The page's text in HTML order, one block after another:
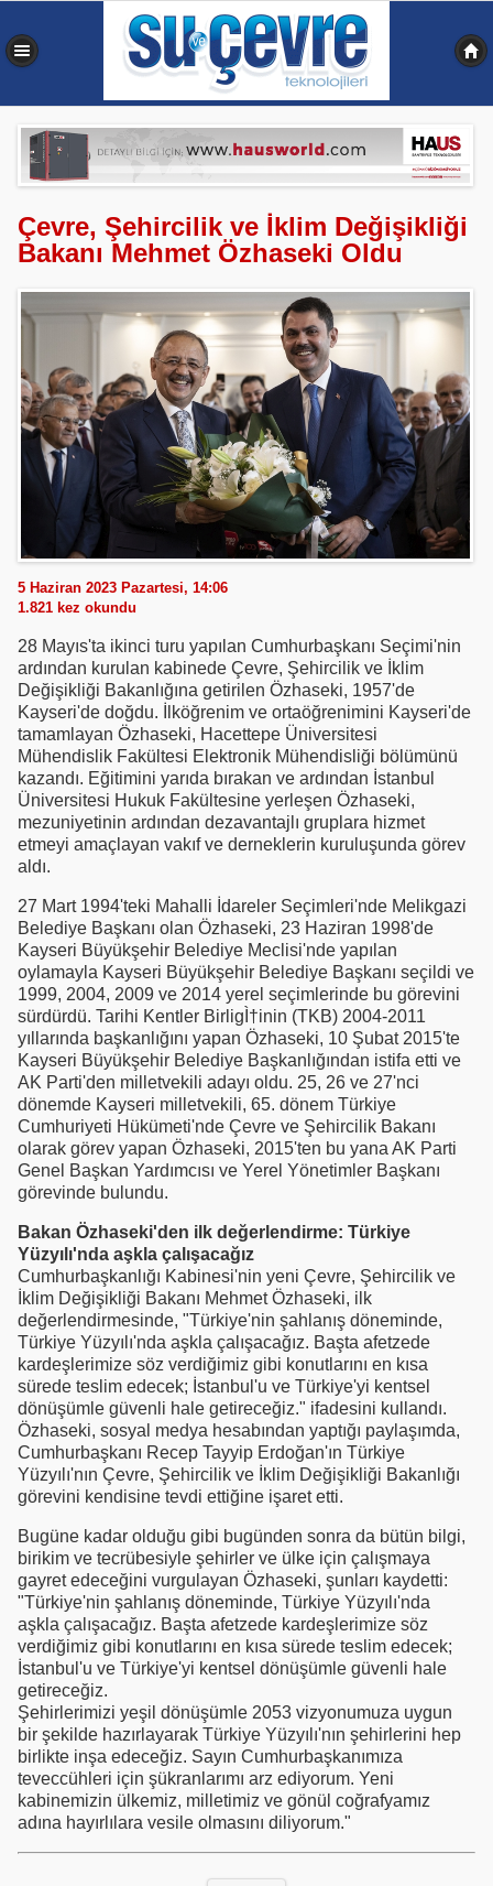
Çevre, Şehircilik ve İklim Değişikliği
Bakanı Mehmet Özhaseki Oldu
5 Haziran 2023 Pazartesi, 14:06
1.821 kez okundu
28 Mayıs'ta ikinci turu yapılan Cumhurbaşkanı Seçimi'nin
ardından kurulan kabinede Çevre, Şehircilik ve İklim
Değişikliği Bakanlığına getirilen Özhaseki, 1957'de
Kayseri'de doğdu. İlköğrenim ve ortaöğrenimini Kayseri'de
tamamlayan Özhaseki, Hacettepe Üniversitesi
Mühendislik Fakültesi Elektronik Mühendisliği bölümünü
kazandı. Eğitimini yarıda bırakan ve ardından İstanbul
Üniversitesi Hukuk Fakültesine yerleşen Özhaseki,
mezuniyetinin ardından dezavantajlı gruplara hizmet
etmeyi amaçlayan vakıf ve derneklerin kuruluşunda görev
aldı.
27 Mart 1994'teki Mahalli İdareler Seçimleri'nde Melikgazi
Belediye Başkanı olan Özhaseki, 23 Haziran 1998'de
Kayseri Büyükşehir Belediye Meclisi'nde yapılan
oylamayla Kayseri Büyükşehir Belediye Başkanı seçildi ve
1999, 2004, 2009 ve 2014 yerel seçimlerinde bu görevini
sürdürdü. Tarihi Kentler BirligÌ†inin (TKB) 2004-2011
yıllarında başkanlığını yapan Özhaseki, 10 Şubat 2015'te
Kayseri Büyükşehir Belediye Başkanlığından istifa etti ve
AK Parti'den milletvekili adayı oldu. 25, 26 ve 27'nci
dönemde Kayseri milletvekili, 65. dönem Türkiye
Cumhuriyeti Hükümeti'nde Çevre ve Şehircilik Bakanı
olarak görev yapan Özhaseki, 2015'ten bu yana AK Parti
Genel Başkan Yardımcısı ve Yerel Yönetimler Başkanı
görevinde bulundu.
Bakan Özhaseki'den ilk değerlendirme: Türkiye
Yüzyılı'nda aşkla çalışacağız
Cumhurbaşkanlığı Kabinesi'nin yeni Çevre, Şehircilik ve
İklim Değişikliği Bakanı Mehmet Özhaseki, ilk
değerlendirmesinde, "Türkiye'nin şahlanış döneminde,
Türkiye Yüzyılı'nda aşkla çalışacağız. Başta afetzede
kardeşlerimize söz verdiğimiz gibi konutlarını en kısa
sürede teslim edecek; İstanbul'u ve Türkiye'yi kentsel
dönüşümle güvenli hale getireceğiz." ifadesini kullandı.
Özhaseki, sosyal medya hesabından yaptığı paylaşımda,
Cumhurbaşkanı Recep Tayyip Erdoğan'ın Türkiye
Yüzyılı'nın Çevre, Şehircilik ve İklim Değişikliği Bakanlığı
görevini kendisine tevdi ettiğine işaret etti.
Bugüne kadar olduğu gibi bugünden sonra da bütün bilgi,
birikim ve tecrübesiyle şehirler ve ülke için çalışmaya
gayret edeceğini vurgulayan Özhaseki, şunları kaydetti:
"Türkiye'nin şahlanış döneminde, Türkiye Yüzyılı'nda
aşkla çalışacağız. Başta afetzede kardeşlerimize söz
verdiğimiz gibi konutlarını en kısa sürede teslim edecek;
İstanbul'u ve Türkiye'yi kentsel dönüşümle güvenli hale
getireceğiz.
Şehirlerimizi yeşil dönüşümle 2053 vizyonumuza uygun
bir şekilde hazırlayarak Türkiye Yüzyılı'nın şehirlerini hep
birlikte inşa edeceğiz. Sayın Cumhurbaşkanımıza
teveccühleri için şükranlarımı arz ediyorum. Yeni
kabinemizin ülkemiz, milletimiz ve gönül coğrafyamız
adına hayırlılara vesile olmasını diliyorum."
0,336 sn